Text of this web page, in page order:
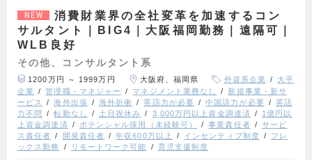
NEW
消費財業界の全社変革を加速するコン
サルタント｜BIG4｜大阪福岡勤務｜遠隔可｜
WLB良好
その他、コンサルタント系
1200万円 ～ 1999万円 大阪府、福岡県 外資系企業
大手
企業
管理職・マネジャー マネジメント業務なし
新規事業・新サ
ービス
海外出張 海外折衝 英語力が必要 中国語力が必要
英語
力不問
転勤なし 土日祝休み 3,000万円以上資金調達済
1億円以
上資金調達済
ポテンシャル採用（未経験可） 事業責任者
サービ
ス責任者
開発責任者 年収600万以上 インセンティブ制度
フレ
ックス勤務
リモートワーク可能 育児支援制度